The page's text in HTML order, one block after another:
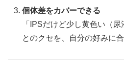
個体差をカバーできる
「IPSだけど少し黄色い（
とのクセを、自分の好みに